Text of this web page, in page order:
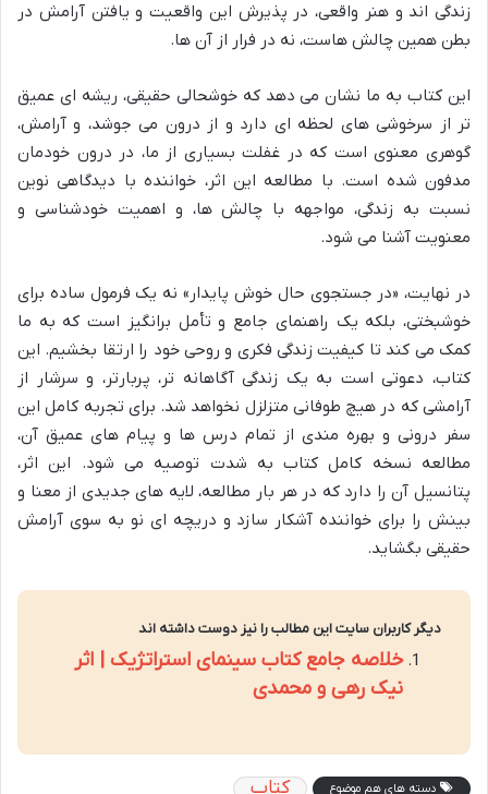
زندگی اند و هنر واقعی، در پذیرش این واقعیت و یافتن آرامش در
بطن همین چالش هاست، نه در فرار از آن ها.
این کتاب به ما نشان می دهد که خوشحالی حقیقی، ریشه ای عمیق
تر از سرخوشی های لحظه ای دارد و از درون می جوشد، و آرامش،
گوهری معنوی است که در غفلت بسیاری از ما، در درون خودمان
مدفون شده است. با مطالعه این اثر، خواننده با دیدگاهی نوین
نسبت به زندگی، مواجهه با چالش ها، و اهمیت خودشناسی و
معنویت آشنا می شود.
در نهایت، «در جستجوی حال خوش پایدار» نه یک فرمول ساده برای
خوشبختی، بلکه یک راهنمای جامع و تأمل برانگیز است که به ما
کمک می کند تا کیفیت زندگی فکری و روحی خود را ارتقا بخشیم. این
کتاب، دعوتی است به یک زندگی آگاهانه تر، پربارتر، و سرشار از
آرامشی که در هیچ طوفانی متزلزل نخواهد شد. برای تجربه کامل این
سفر درونی و بهره مندی از تمام درس ها و پیام های عمیق آن،
مطالعه نسخه کامل کتاب به شدت توصیه می شود. این اثر،
پتانسیل آن را دارد که در هر بار مطالعه، لایه های جدیدی از معنا و
بینش را برای خواننده آشکار سازد و دریچه ای نو به سوی آرامش
حقیقی بگشاید.
دیگر کاربران سایت این مطالب را نیز دوست داشته اند
خلاصه جامع کتاب سینمای استراتژیک | اثر
نیک رهی و محمدی
دسته های هم موضوع کتاب